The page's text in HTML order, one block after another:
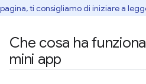
pagina, ti consigliamo di iniziare a
Che cosa ha
mini app